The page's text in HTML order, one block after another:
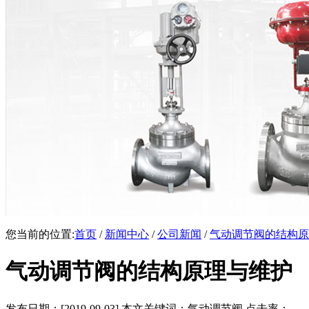
您当前的位置:首页 / 新闻中心 /公司新闻 /气动调节阀的结构
气动调节阀的结构原理与维护